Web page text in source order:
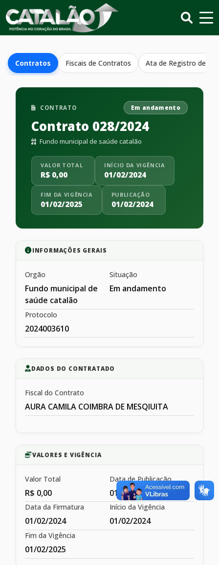
Contratos Fiscais de Contratos Ata de Registro de
CONTRATO Em andamento
Contrato 028/2024
Fundo municipal de saúde catalão
VALOR TOTAL
R$ 0,00
INÍCIO DA VIGÊNCIA
01/02/2024
FIM DA VIGÊNCIA
01/02/2025
PUBLICAÇÃO
01/02/2024
INFORMAÇÕES GERAIS
Orgão
Fundo municipal de
saúde catalão
Situação
Em andamento
Protocolo
2024003610
DADOS DO CONTRATADO
Fiscal do Contrato
AURA CAMILA COIMBRA DE MESQIUITA
VALORES E VIGÊNCIA
Valor Total
R$ 0,00
Data de Publicação
01/02/2024
Data da Firmatura
01/02/2024
Início da Vigência
01/02/2024
Fim da Vigência
01/02/2025